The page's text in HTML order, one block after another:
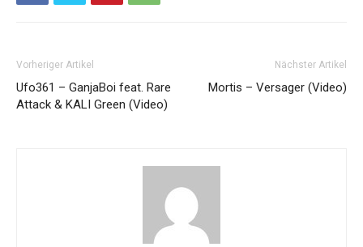
Vorheriger Artikel
Ufo361 – GanjaBoi feat. Rare
Attack & KALI Green (Video)
Nächster Artikel
Mortis – Versager (Video)